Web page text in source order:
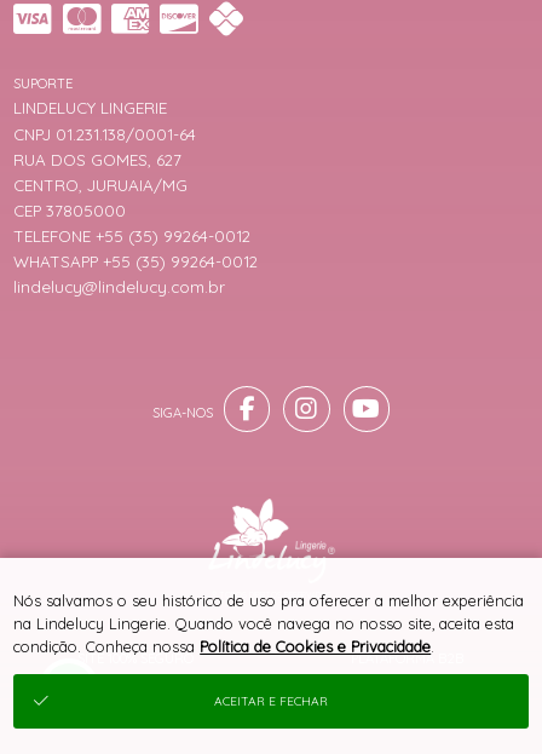
SITE 100% SEGURO PLATAFORMA B2B
SUPORTE
LINDELUCY LINGERIE
CNPJ 01.231.138/0001-64
RUA DOS GOMES, 627
CENTRO, JURUAIA/MG
CEP 37805000
TELEFONE +55 (35) 99264-0012
WHATSAPP +55 (35) 99264-0012
lindelucy@lindelucy.com.br
® TODOS DIREITOS RESERVADOS
Nós salvamos o seu histórico de uso pra oferecer a melhor experiência
na Lindelucy Lingerie. Quando você navega no nosso site, aceita esta
condição. Conheça nossa Política de Cookies e Privacidade
ACEITAR E FECHAR